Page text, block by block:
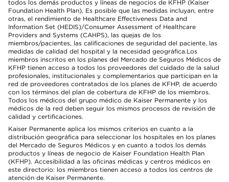
todos los demás productos y líneas de negocios de KFHP (Kaiser
Foundation Health Plan). Es posible que las medidas incluyan, entre
otras, el rendimiento de Healthcare Effectiveness Data and
Information Set (HEDIS)/Consumer Assessment of Healthcare
Providers and Systems (CAHPS), las quejas de los
miembros/pacientes, las calificaciones de seguridad del paciente, las
medidas de calidad del hospital y la necesidad geográfica.Los
miembros inscritos en los planes del Mercado de Seguros Médicos de
KFHP tienen acceso a todos los proveedores del cuidado de la salud
profesionales, institucionales y complementarios que participan en la
red de proveedores contratados de los planes de KFHP, de acuerdo
con los términos del plan de cobertura de KFHP de los miembros.
Todos los médicos del grupo médico de Kaiser Permanente y los
médicos de la red deben seguir los mismos procesos de revisión de
calidad y certificaciones.
Kaiser Permanente aplica los mismos criterios en cuanto a la
distribución geográfica para seleccionar los hospitales en los planes
del Mercado de Seguros Médicos y en cuanto a todos los demás
productos y líneas de negocio de Kaiser Foundation Health Plan
(KFHP). Accesibilidad a las oficinas médicas y centros médicos en
este directorio: los miembros tienen acceso a todos los centros de
atención de Kaiser Permanente.